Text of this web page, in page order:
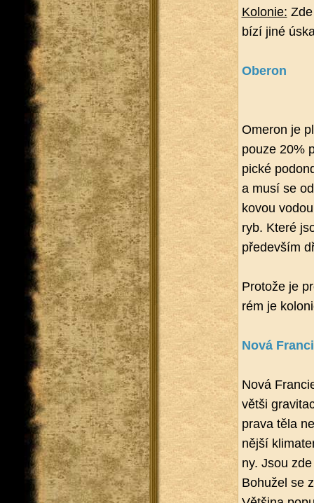
Ko­lo­nie:
bí­zí jiné
Obe­ron
Ome­ron je
pouze 20%
pic­ké
a musí se
ko­vou
ryb. Které
pře­de­vším
Pro­to­že je
rém je
Nová
Nová
větši
pra­va těla
něj­ší
ny. Jsou
Bo­hu­žel se